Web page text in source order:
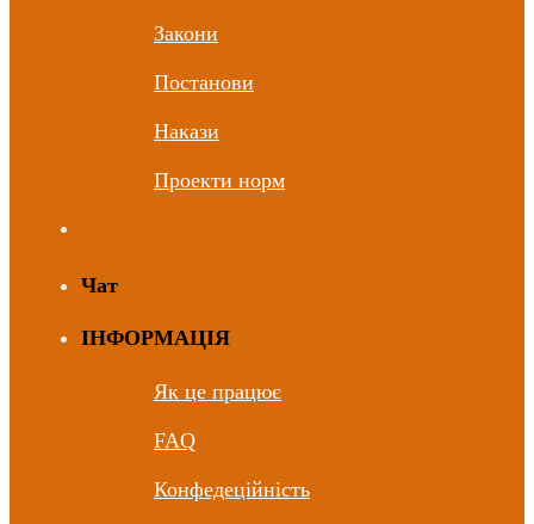
Закони
Постанови
Накази
Проекти норм
Чат
ІНФОРМАЦІЯ
Як це працює
FAQ
Конфедеційність